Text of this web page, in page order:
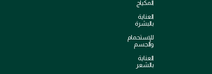
المكياج
العناية
بالبشرة
للإستحمام
والجسم
العناية
بالشعر